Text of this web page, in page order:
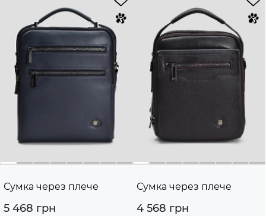
Сумка через плече
5 468 грн
Сумка через плече
4 568 грн